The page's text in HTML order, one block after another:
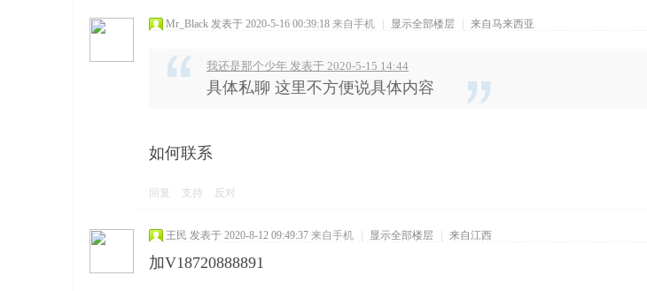
Mr_Black 发表于 2020-5-16 00:39:18 来自手机 显示全部楼层 来自马来西亚
我还是那个少年 发表于 2020-5-15 14:44
具体私聊 这里不方便说具体内容
如何联系
回复 支持 反对
王民 发表于 2020-8-12 09:49:37 来自手机 显示全部楼层 来自江西
加V18720888891